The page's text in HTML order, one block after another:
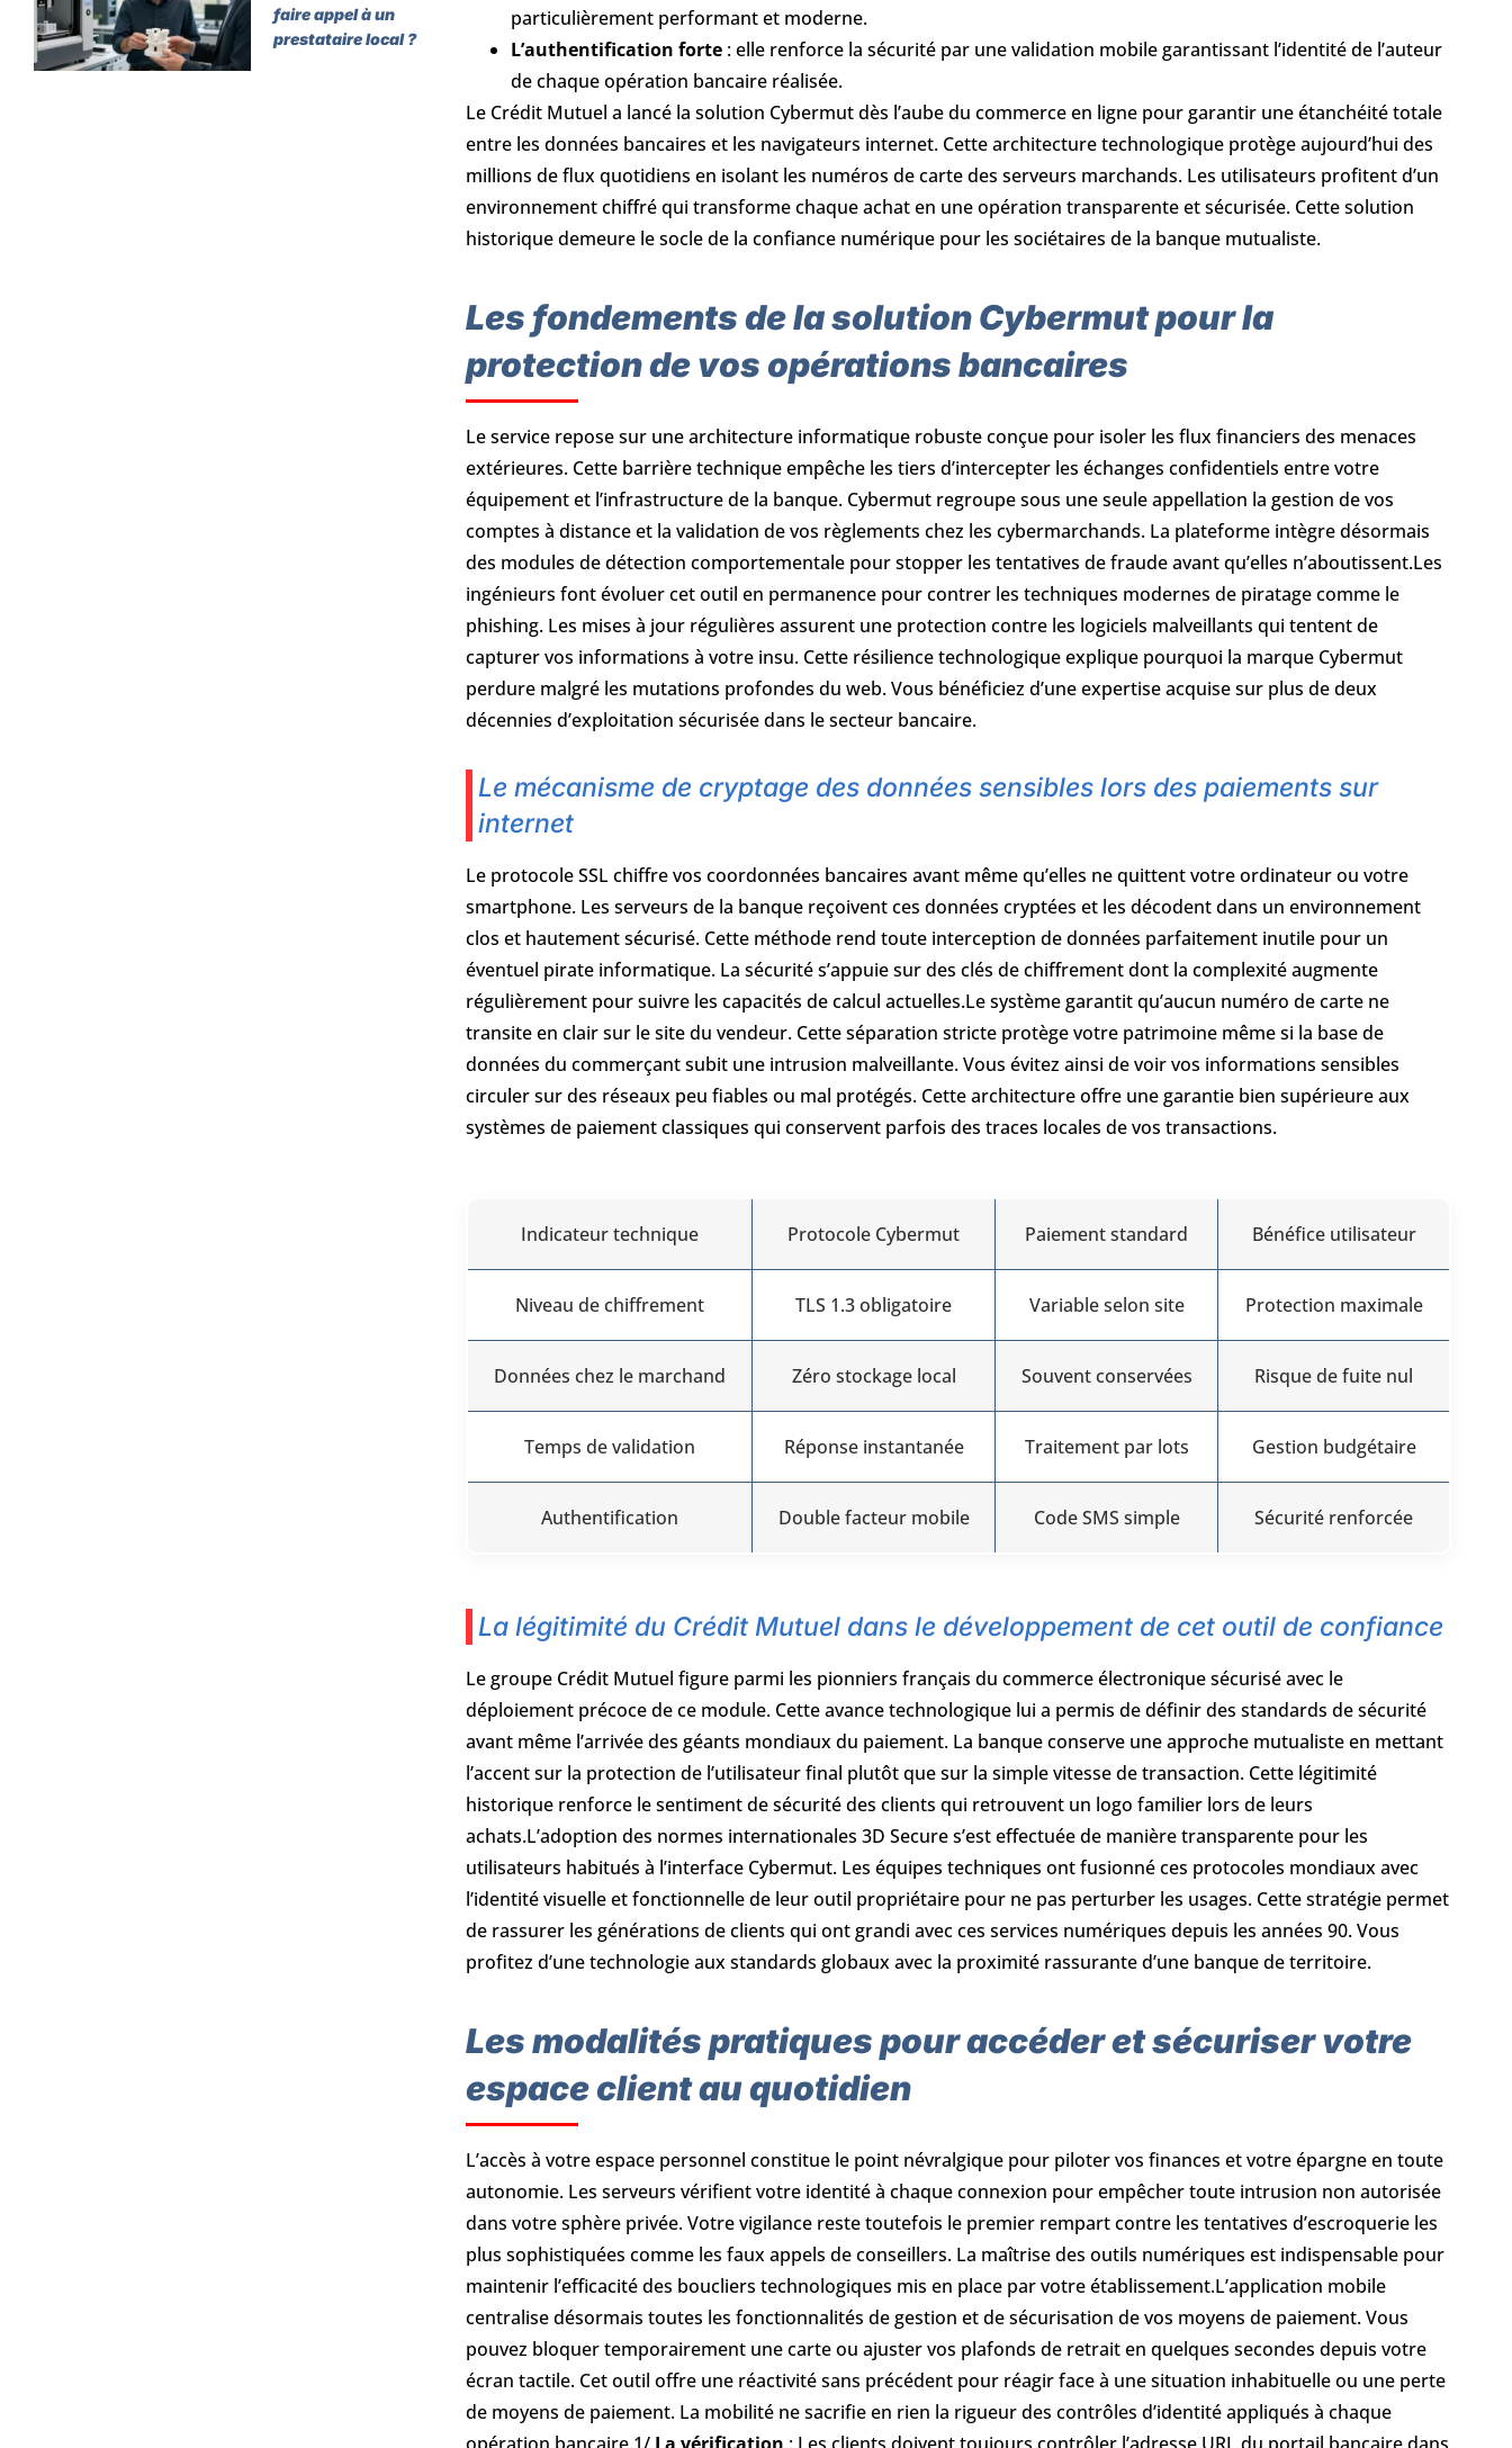
faire appel à un
prestataire local ?
particulièrement performant et moderne.
L’authentification forte : elle renforce la sécurité par une validation mobile garantissant l’identité de l’auteur
de chaque opération bancaire réalisée.
Le Crédit Mutuel a lancé la solution Cybermut dès l’aube du commerce en ligne pour garantir une étanchéité totale
entre les données bancaires et les navigateurs internet. Cette architecture technologique protège aujourd’hui des
millions de flux quotidiens en isolant les numéros de carte des serveurs marchands. Les utilisateurs profitent d’un
environnement chiffré qui transforme chaque achat en une opération transparente et sécurisée. Cette solution
historique demeure le socle de la confiance numérique pour les sociétaires de la banque mutualiste.
Les fondements de la solution Cybermut pour la
protection de vos opérations bancaires
Le service repose sur une architecture informatique robuste conçue pour isoler les flux financiers des menaces
extérieures. Cette barrière technique empêche les tiers d’intercepter les échanges confidentiels entre votre
équipement et l’infrastructure de la banque. Cybermut regroupe sous une seule appellation la gestion de vos
comptes à distance et la validation de vos règlements chez les cybermarchands. La plateforme intègre désormais
des modules de détection comportementale pour stopper les tentatives de fraude avant qu’elles n’aboutissent.Les
ingénieurs font évoluer cet outil en permanence pour contrer les techniques modernes de piratage comme le
phishing. Les mises à jour régulières assurent une protection contre les logiciels malveillants qui tentent de
capturer vos informations à votre insu. Cette résilience technologique explique pourquoi la marque Cybermut
perdure malgré les mutations profondes du web. Vous bénéficiez d’une expertise acquise sur plus de deux
décennies d’exploitation sécurisée dans le secteur bancaire.
Le mécanisme de cryptage des données sensibles lors des paiements sur
internet
Le protocole SSL chiffre vos coordonnées bancaires avant même qu’elles ne quittent votre ordinateur ou votre
smartphone. Les serveurs de la banque reçoivent ces données cryptées et les décodent dans un environnement
clos et hautement sécurisé. Cette méthode rend toute interception de données parfaitement inutile pour un
éventuel pirate informatique. La sécurité s’appuie sur des clés de chiffrement dont la complexité augmente
régulièrement pour suivre les capacités de calcul actuelles.Le système garantit qu’aucun numéro de carte ne
transite en clair sur le site du vendeur. Cette séparation stricte protège votre patrimoine même si la base de
données du commerçant subit une intrusion malveillante. Vous évitez ainsi de voir vos informations sensibles
circuler sur des réseaux peu fiables ou mal protégés. Cette architecture offre une garantie bien supérieure aux
systèmes de paiement classiques qui conservent parfois des traces locales de vos transactions.
Indicateur technique Protocole Cybermut Paiement standard Bénéfice utilisateur
Niveau de chiffrement TLS 1.3 obligatoire Variable selon site Protection maximale
Données chez le marchand Zéro stockage local Souvent conservées Risque de fuite nul
Temps de validation Réponse instantanée Traitement par lots Gestion budgétaire
Authentification Double facteur mobile Code SMS simple Sécurité renforcée
La légitimité du Crédit Mutuel dans le développement de cet outil de confiance
Le groupe Crédit Mutuel figure parmi les pionniers français du commerce électronique sécurisé avec le
déploiement précoce de ce module. Cette avance technologique lui a permis de définir des standards de sécurité
avant même l’arrivée des géants mondiaux du paiement. La banque conserve une approche mutualiste en mettant
l’accent sur la protection de l’utilisateur final plutôt que sur la simple vitesse de transaction. Cette légitimité
historique renforce le sentiment de sécurité des clients qui retrouvent un logo familier lors de leurs
achats.L’adoption des normes internationales 3D Secure s’est effectuée de manière transparente pour les
utilisateurs habitués à l’interface Cybermut. Les équipes techniques ont fusionné ces protocoles mondiaux avec
l’identité visuelle et fonctionnelle de leur outil propriétaire pour ne pas perturber les usages. Cette stratégie permet
de rassurer les générations de clients qui ont grandi avec ces services numériques depuis les années 90. Vous
profitez d’une technologie aux standards globaux avec la proximité rassurante d’une banque de territoire.
Les modalités pratiques pour accéder et sécuriser votre
espace client au quotidien
L’accès à votre espace personnel constitue le point névralgique pour piloter vos finances et votre épargne en toute
autonomie. Les serveurs vérifient votre identité à chaque connexion pour empêcher toute intrusion non autorisée
dans votre sphère privée. Votre vigilance reste toutefois le premier rempart contre les tentatives d’escroquerie les
plus sophistiquées comme les faux appels de conseillers. La maîtrise des outils numériques est indispensable pour
maintenir l’efficacité des boucliers technologiques mis en place par votre établissement.L’application mobile
centralise désormais toutes les fonctionnalités de gestion et de sécurisation de vos moyens de paiement. Vous
pouvez bloquer temporairement une carte ou ajuster vos plafonds de retrait en quelques secondes depuis votre
écran tactile. Cet outil offre une réactivité sans précédent pour réagir face à une situation inhabituelle ou une perte
de moyens de paiement. La mobilité ne sacrifie en rien la rigueur des contrôles d’identité appliqués à chaque